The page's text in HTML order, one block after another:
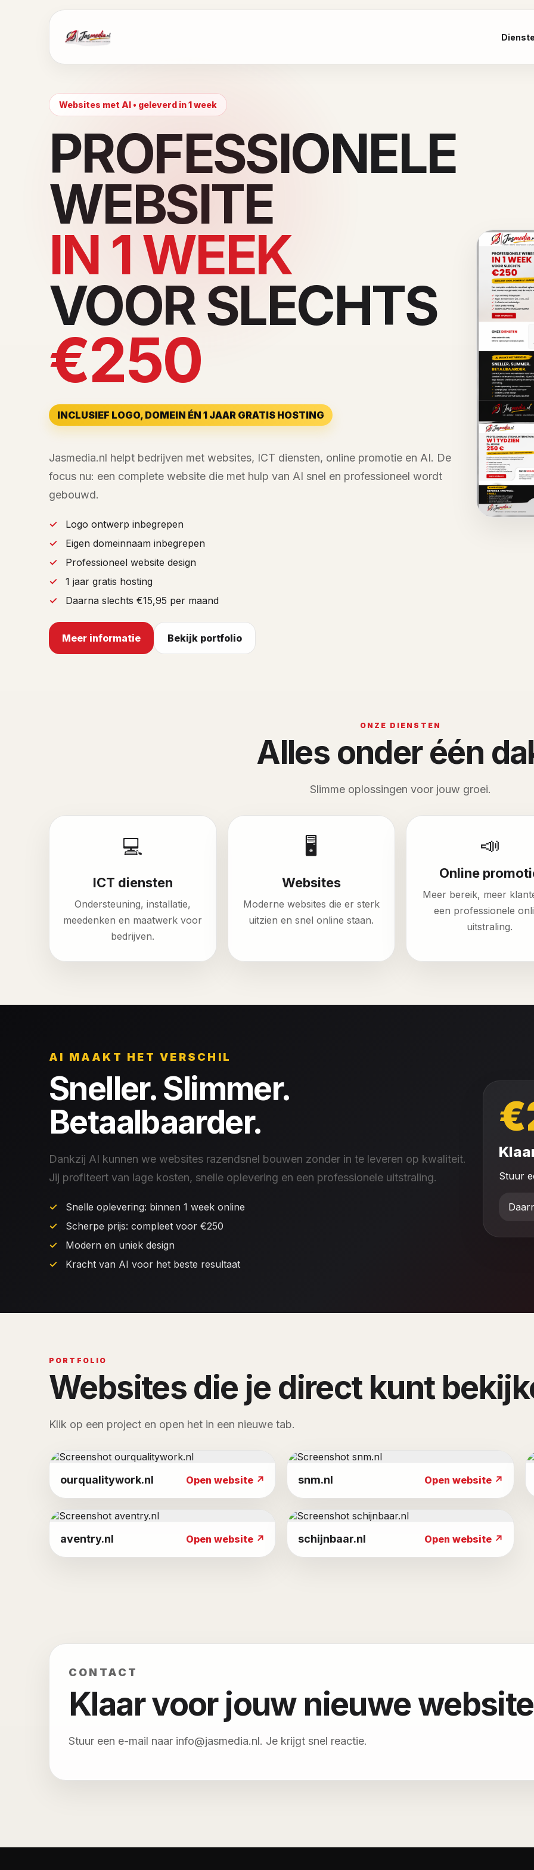
Websites met AI • geleverd in 1 week
PROFESSIONELE
WEBSITE
IN 1 WEEK
VOOR SLECHTS
€250
INCLUSIEF LOGO, DOMEIN ÉN 1 JAAR GRATIS HOSTING
Jasmedia.nl helpt bedrijven met websites, ICT diensten, online promotie en AI. De
focus nu: een complete website die met hulp van AI snel en professioneel wordt
gebouwd.
Logo ontwerp inbegrepen
Eigen domeinnaam inbegrepen
Professioneel website design
1 jaar gratis hosting
Daarna slechts €15,95 per maand
Meer informatie Bekijk portfolio
ONZE DIENSTEN
Alles onder één
Slimme oplossingen voor jouw groei.
💻
ICT diensten
Ondersteuning, installatie,
meedenken en maatwerk voor
bedrijven.
🖥️
Websites
Moderne websites die er sterk
uitzien en snel online staan.
📣
Online
Meer bereik, meer
een professionele
uitstraling.
AI MAAKT HET VERSCHIL
Sneller. Slimmer.
Betaalbaarder.
Dankzij AI kunnen we websites razendsnel bouwen zonder in te leveren op kwaliteit.
Jij profiteert van lage kosten, snelle oplevering en een professionele uitstraling.
Snelle oplevering: binnen 1 week online
Scherpe prijs: compleet voor €250
Modern en uniek design
Kracht van AI voor het beste resultaat
Stuur
PORTFOLIO
Websites die je direct kunt
Klik op een project en open het in een nieuwe tab.
ourqualitywork.nl Open website ↗ snm.nl Open website ↗
aventry.nl Open website ↗ schijnbaar.nl Open website ↗
CONTACT
Klaar voor jouw nieuwe
Stuur een e-mail naar info@jasmedia.nl. Je krijgt snel reactie.